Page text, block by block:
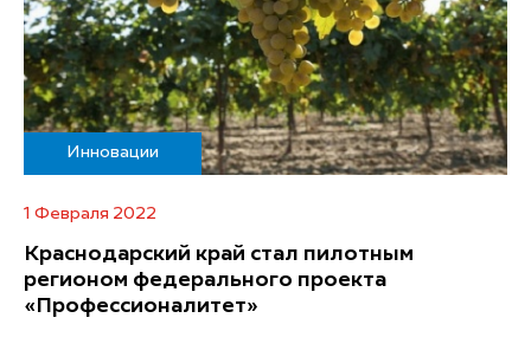
Инновации
1 Февраля 2022
Краснодарский край стал пилотным
регионом федерального проекта
«Профессионалитет»